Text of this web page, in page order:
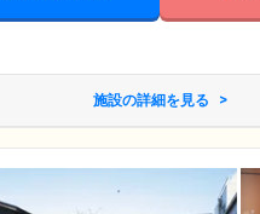
施設の詳細を見る